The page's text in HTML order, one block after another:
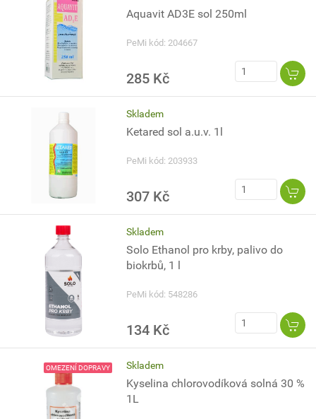
Aquavit AD3E sol 250ml
PeMi kód: 204667
285 Kč
Skladem
Ketared sol a.u.v. 1l
PeMi kód: 203933
307 Kč
Skladem
Solo Ethanol pro krby, palivo do
biokrbů, 1 l
PeMi kód: 548286
134 Kč
OMEZENÍ DOPRAVY Skladem
Kyselina chlorovodíková solná 30 %
1L